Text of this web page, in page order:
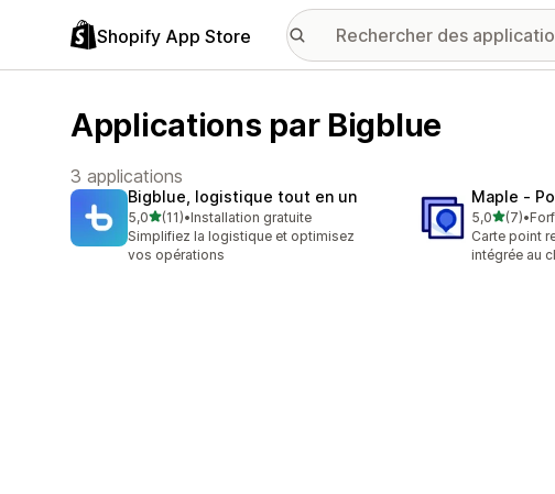
Shopify App Store
Applications par Bigblue
3 applications
Bigblue, logistique tout en un
5,0étoile(s) sur 5
(11)
11 avis au total
•Installation gratuite
Simplifiez la logistique et optimisez
vos opérations
Maple ‑
5,0étoile(s)
(7)
7 avis au
•
Carte point
intégrée au